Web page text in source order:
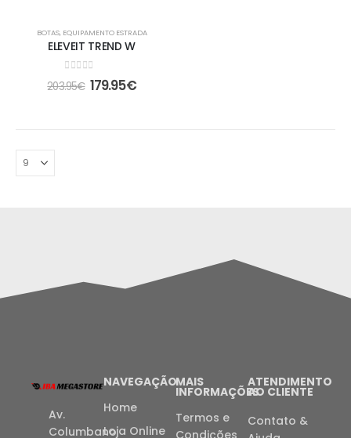
BOTAS, EQUIPAMENTO ESTRADA
ELEVEIT TREND W
out of 5
203.95€ 179.95€
Av.
Columbano
NAVEGAÇÃO
Home
Loja Online
MAIS
INFORMAÇÕES
Termos e
Condições
ATENDIMENTO
AO CLIENTE
Contato &